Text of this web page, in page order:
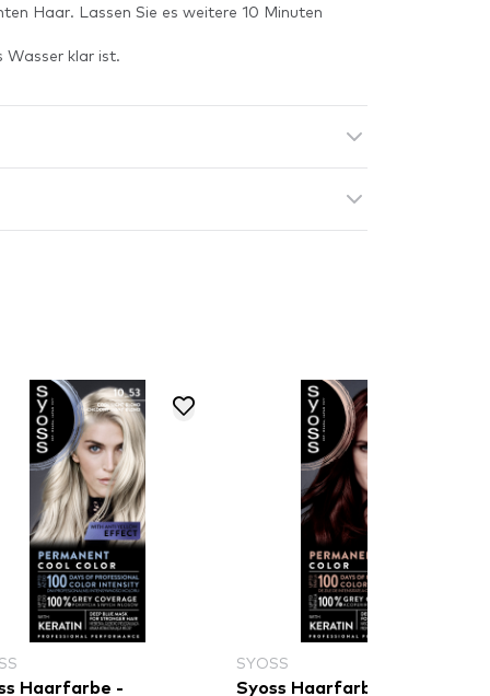
Haar. Lassen Sie es weitere 10 Minuten
Wasser klar ist.
Haarfarbe -
SYOSS
Syoss Haarfarbe